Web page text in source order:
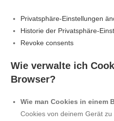
Privatsphäre-Einstellungen
Historie der Privatsphäre-
Revoke consents
Wie verwalte ich
Browser?
Wie man Cookies in einem
Cookies von deinem Gerät